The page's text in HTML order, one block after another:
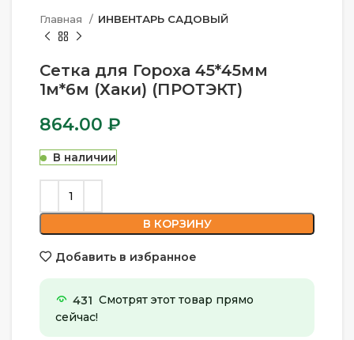
Главная ИНВЕНТАРЬ САДОВЫЙ
Сетка для Гороха 45*45мм
1м*6м (Хаки) (ПРОТЭКТ)
864.00 ₽
В наличии
В КОРЗИНУ
Добавить в избранное
431 Смотрят этот товар прямо
сейчас!